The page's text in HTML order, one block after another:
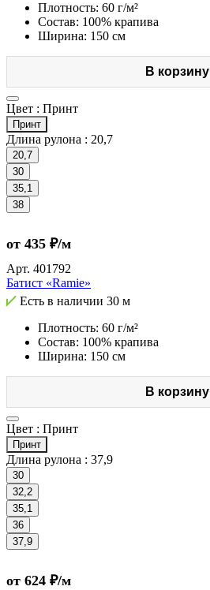
Плотность: 60 г/м²
Состав: 100% крапива
Ширина: 150 см
В корзину
Цвет : Принт
Принт
Длина рулона : 20,7
20,7
30
35,1
38
от 435 ₽/м
Арт. 401792
Батист «Ramie»
Есть в наличии 30 м
Плотность: 60 г/м²
Состав: 100% крапива
Ширина: 150 см
В корзину
Цвет : Принт
Принт
Длина рулона : 37,9
30
32,2
35,1
36
37,9
от 624 ₽/м